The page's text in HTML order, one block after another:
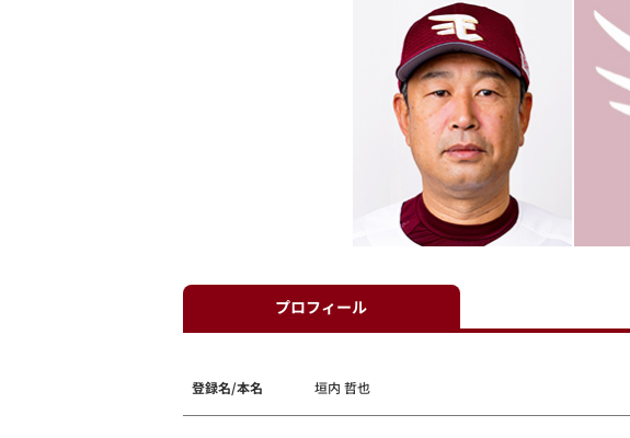
プロフィール
登録名/本名 垣内 哲也